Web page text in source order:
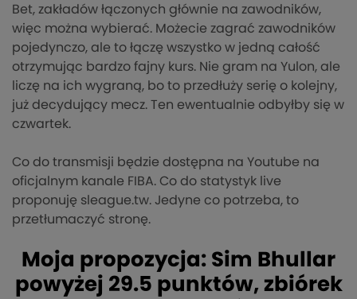
Bet, zakładów łączonych głównie na zawodników,
więc można wybierać. Możecie zagrać zawodników
pojedynczo, ale to łączę wszystko w jedną całość
otrzymując bardzo fajny kurs. Nie gram na Yulon, ale
liczę na ich wygraną, bo to przedłuży serię o kolejny,
już decydujący mecz. Ten ewentualnie odbyłby się w
czwartek.
Co do transmisji będzie dostępna na Youtube na
oficjalnym kanale FIBA. Co do statystyk live
proponuję sleague.tw. Jedyne co potrzeba, to
przetłumaczyć stronę.
Moja propozycja: Sim Bhullar
powyżej 29.5 punktów, zbiórek